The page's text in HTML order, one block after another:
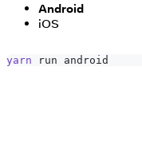
Android
iOS
yarn run android